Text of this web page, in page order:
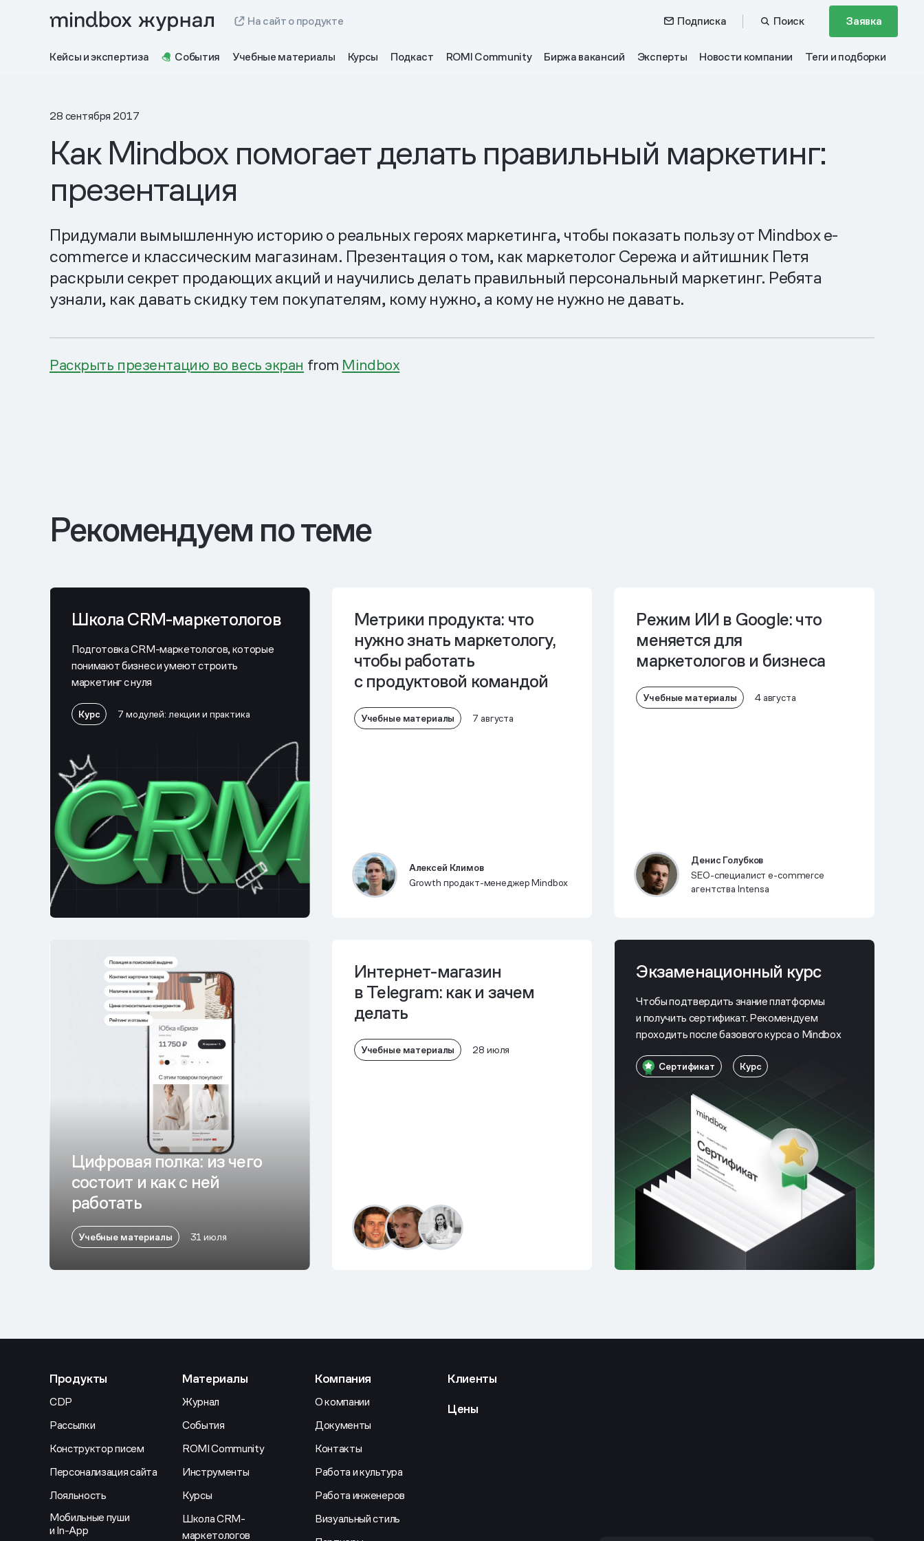
На сайт о продукте Подписка Поиск Заявка
Кейсы и экспертиза События Учебные материалы Курсы Подкаст ROMI Community Биржа вакансий Эксперты Новости компании Теги и подборки
28 сентября 2017
Как Mindbox помогает делать правильный маркетинг:
презентация
Придумали вымышленную историю о реальных героях маркетинга, чтобы показать пользу от Mindbox e-
commerce и классическим магазинам. Презентация о том, как маркетолог Сережа и айтишник Петя
раскрыли секрет продающих акций и научились делать правильный персональный маркетинг. Ребята
узнали, как давать скидку тем покупателям, кому нужно, а кому не нужно не давать.
Раскрыть презентацию во весь экран from Mindbox
Рекомендуем по теме
Школа CRM-маркетологов
Подготовка CRM-маркетологов, которые
понимают бизнес и умеют строить
маркетинг с нуля
Курс 7 модулей: лекции и практика
Метрики продукта: что
нужно знать маркетологу,
чтобы работать
с продуктовой командой
Учебные материалы 7 августа
Алексей Климов
Growth продакт-менеджер Mindbox
Режим ИИ в Google: что
меняется для
маркетологов и бизнеса
Учебные материалы 4 августа
Денис Голубков
SEO-специалист e-commerce
агентства Intensa
Цифровая полка: из чего
состоит и как с ней
работать
Учебные материалы 31 июля
Интернет-магазин
в Telegram: как и зачем
делать
Учебные материалы 28 июля
Экзаменационный курс
Чтобы подтвердить знание платформы
и получить сертификат. Рекомендуем
проходить после базового курса о Mindbox
Сертификат Курс
Продукты
CDP
Рассылки
Конструктор писем
Персонализация сайта
Лояльность
Мобильные пуши
и In-App
Материалы
Журнал
События
ROMI Community
Инструменты
Курсы
Школа CRM-
маркетологов
Компания
О компании
Документы
Контакты
Работа и культура
Работа инженеров
Визуальный стиль
Клиенты
Цены